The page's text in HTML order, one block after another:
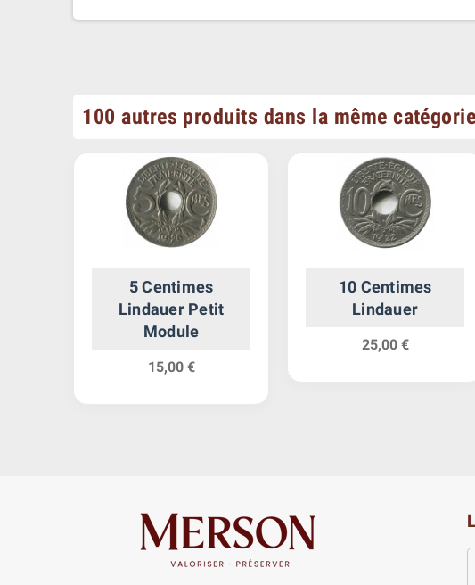
100 autres produits dans la même
5 Centimes
Lindauer Petit
Module
15,00 €
10 Centimes
Lindauer
25,00 €